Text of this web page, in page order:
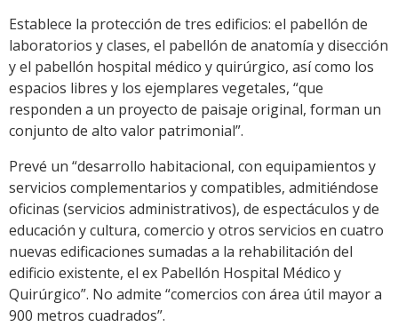
Establece la protección de tres edificios: el pabellón de
laboratorios y clases, el pabellón de anatomía y disección
y el pabellón hospital médico y quirúrgico, así como los
espacios libres y los ejemplares vegetales, “que
responden a un proyecto de paisaje original, forman un
conjunto de alto valor patrimonial”.
Prevé un “desarrollo habitacional, con equipamientos y
servicios complementarios y compatibles, admitiéndose
oficinas (servicios administrativos), de espectáculos y de
educación y cultura, comercio y otros servicios en cuatro
nuevas edificaciones sumadas a la rehabilitación del
edificio existente, el ex Pabellón Hospital Médico y
Quirúrgico”. No admite “comercios con área útil mayor a
900 metros cuadrados”.